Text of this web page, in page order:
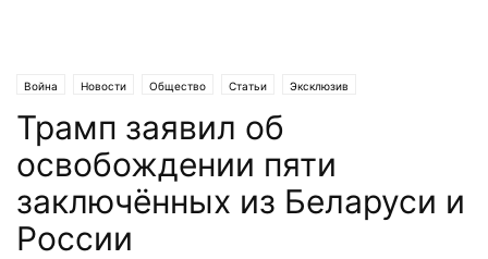
Война Новости Общество Статьи Эксклюзив
Трамп заявил об
освобождении пяти
заключённых из Беларуси и
России